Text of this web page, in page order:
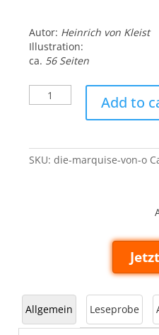
Autor: Heinrich von Kleist
Illustration:
ca. 56 Seiten
Marquise
quantity
Add to
SKU:die-marquise-von-o
Allgemein Leseprobe